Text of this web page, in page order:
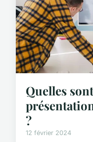
Quelles
?
12 février 2024